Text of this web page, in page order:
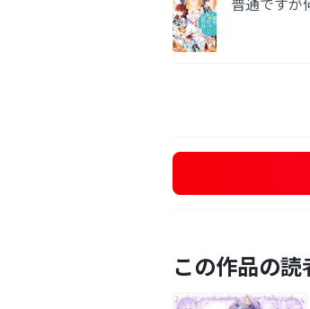
この作品の